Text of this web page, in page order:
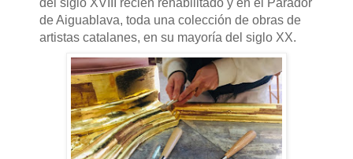
del siglo XVIII recién rehabilitado y en el Parador
de Aiguablava, toda una colección de obras de
artistas catalanes, en su mayoría del siglo XX.